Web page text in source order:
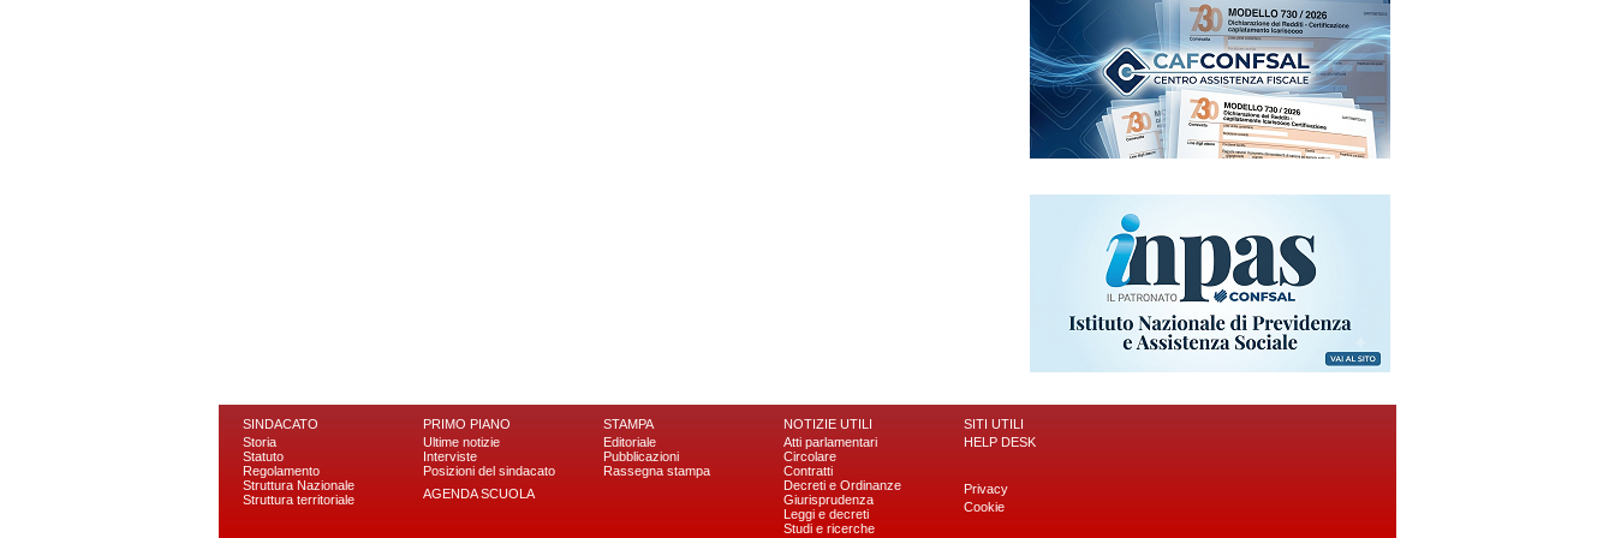
SINDACATO
Storia
Statuto
Regolamento
Struttura Nazionale
Struttura territoriale
PRIMO PIANO
Ultime notizie
Interviste
Posizioni del sindacato
AGENDA SCUOLA
STAMPA
Editoriale
Pubblicazioni
Rassegna stampa
NOTIZIE UTILI
Atti parlamentari
Circolare
Contratti
Decreti e Ordinanze
Giurisprudenza
Leggi e decreti
Studi e ricerche
SITI UTILI
HELP DESK
Privacy
Cookie